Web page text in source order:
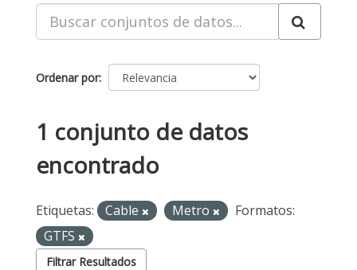
Ordenar por
1 conjunto de datos
encontrado
Etiquetas: Cable Metro
Formatos:
GTFS
Filtrar Resultados